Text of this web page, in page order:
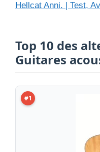
Hellcat Anni. | Test,
Top 10 des
Guitares
#1